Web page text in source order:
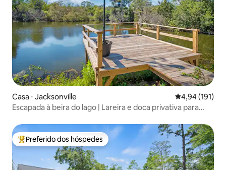
Casa ⋅ Jacksonville 4,94 de uma
4,94 (191)
Escapada à beira do lago | Lareira e doca privativa para
Entre os melhores preferidos dos hóspedes
Preferido dos hóspedes